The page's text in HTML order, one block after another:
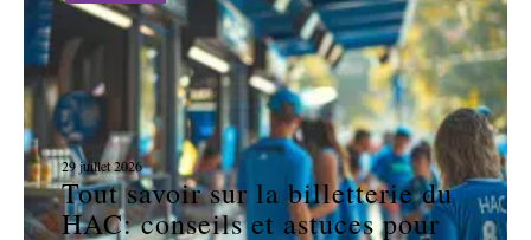
29 juillet 2026
Tout savoir sur la billetterie du
HAC: conseils et astuces pour